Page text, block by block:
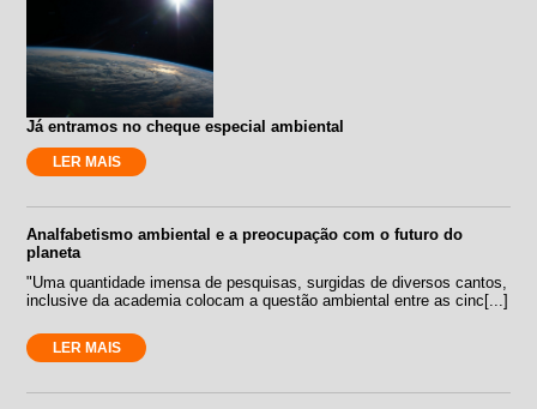
Já entramos no cheque especial ambiental
LER MAIS
Analfabetismo ambiental e a preocupação com o futuro do
planeta
"Uma quantidade imensa de pesquisas, surgidas de diversos cantos,
inclusive da academia colocam a questão ambiental entre as cinc[...]
LER MAIS